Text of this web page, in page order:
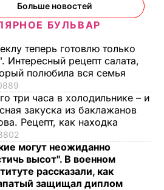
Больше новостей
БУЛЬВАР
теперь готовлю только
Интересный рецепт салата,
полюбила вся семья
три часа в холодильнике – и
закуска из баклажанов
Рецепт, как находка
могут неожиданно
высот". В военном
рассказали, как
защищал диплом